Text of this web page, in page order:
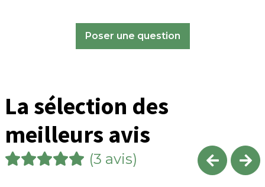
Poser une question
La sélection des
meilleurs avis
(3 avis)